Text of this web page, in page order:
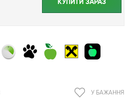
КУПИТИ ЗАРАЗ
У БАЖАННЯ